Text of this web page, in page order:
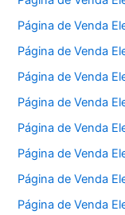
Página de Venda
Página de Venda
Página de Venda
Página de Venda
Página de Venda
Página de Venda
Página de Venda
Página de Venda